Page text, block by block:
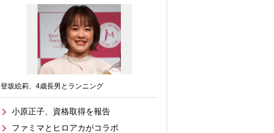
登坂絵莉、4歳長男とランニング
小原正子、資格取得を報告
ファミマとヒロアカがコラボ